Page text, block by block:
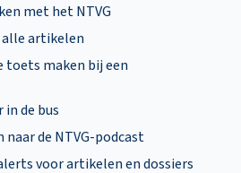
met het NTVG
artikelen
toets maken bij een
de bus
de NTVG-podcast
voor artikelen en dossiers